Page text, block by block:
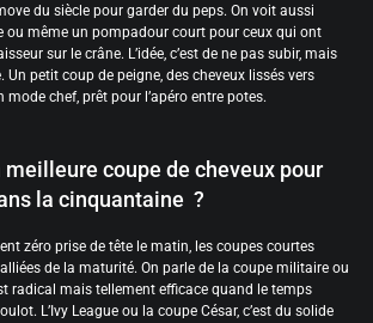
du siècle pour garder du peps. On voit aussi
ou même un pompadour court pour ceux qui ont
sur le crâne. L’idée, c’est de ne pas subir, mais
Un petit coup de peigne, des cheveux lissés vers
mode chef, prêt pour l’apéro entre potes.
coupe de cheveux pour
la cinquantaine ?
zéro prise de tête le matin, les coupes courtes
de la maturité. On parle de la coupe militaire ou
radical mais tellement efficace quand le temps
L’Ivy League ou la coupe César, c’est du solide